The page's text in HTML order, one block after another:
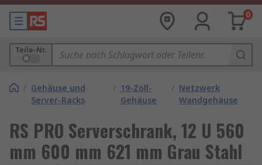
0
Teile-Nr.
/ Gehäuse und
Server-Racks
/ 19-Zoll-
Gehäuse
/ Netzwerk
Wandgehäuse
RS PRO Serverschrank, 12 U 560
mm 600 mm 621 mm Grau Stahl